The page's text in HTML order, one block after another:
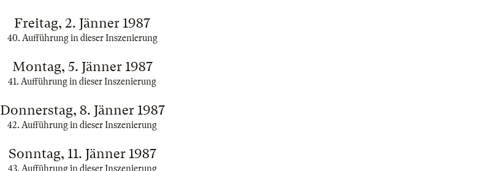
Freitag, 2. Jänner 1987
40. Aufführung in dieser Inszenierung
Montag, 5. Jänner 1987
41. Aufführung in dieser Inszenierung
Donnerstag, 8. Jänner 1987
42. Aufführung in dieser Inszenierung
Sonntag, 11. Jänner 1987
43. Aufführung in dieser Inszenierung